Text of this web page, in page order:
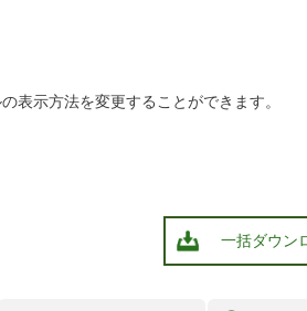
表示方法を変更することができます。
一括ダウン